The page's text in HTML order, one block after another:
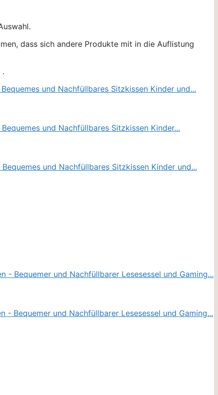
dass sich andere Produkte mit in die Auflistung
.